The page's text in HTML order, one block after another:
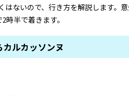
はないので、行き方を解説します。
時半で着きます。
ルカッソンヌ